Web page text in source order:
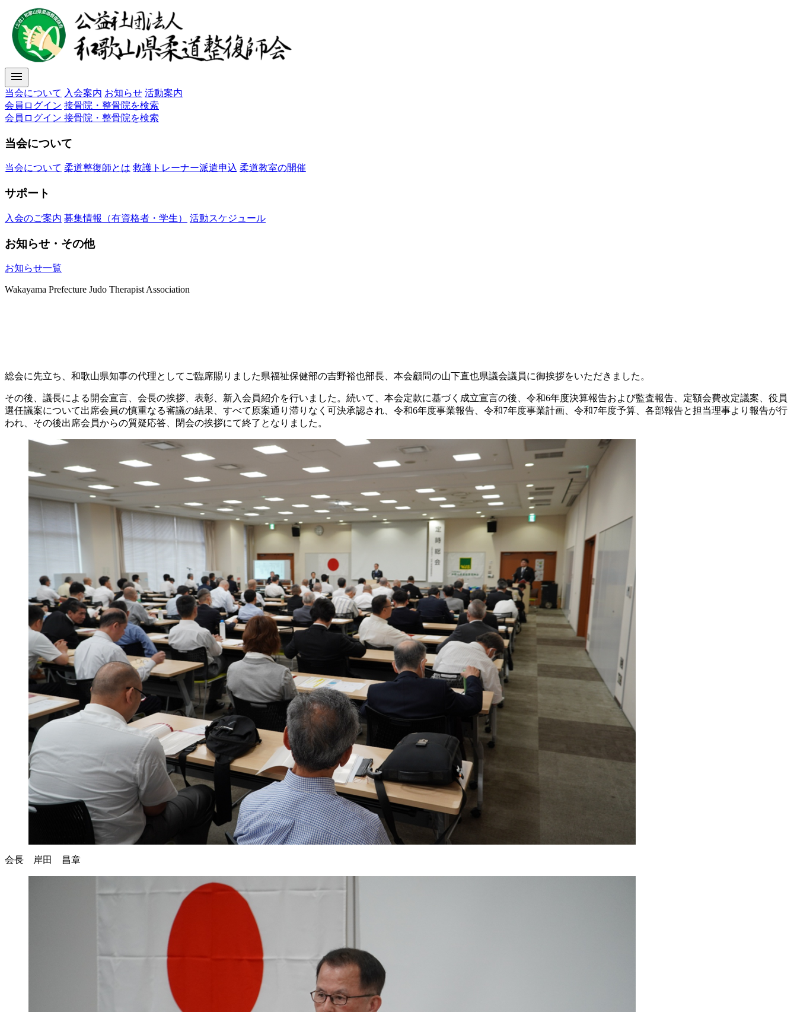
menu
当会について 入会案内 お知らせ 活動案内
会員ログイン 接骨院・整骨院を検索
会員ログイン 接骨院・整骨院を検索
当会について
当会について 柔道整復師とは 救護トレーナー派遣申込 柔道教室の開催
サポート
入会のご案内 募集情報（有資格者・学生） 活動スケジュール
お知らせ・その他
お知らせ一覧
Wakayama Prefecture Judo Therapist Association
総会に先立ち、和歌山県知事の代理としてご臨席賜りました県福祉保健部の吉野裕也部長、本会顧問の山下直也県議会議員に御挨拶をいただきました。
その後、議長による開会宣言、会長の挨拶、表彰、新入会員紹介を行いました。続いて、本会定款に基づく成立宣言の後、令和6年度決算報告および監査報告、定額会費改定議案、役員
選任議案について出席会員の慎重なる審議の結果、すべて原案通り滞りなく可決承認され、令和6年度事業報告、令和7年度事業計画、令和7年度予算、各部報告と担当理事より報告が行
われ、その後出席会員からの質疑応答、閉会の挨拶にて終了となりました。
会長 岸田 昌章